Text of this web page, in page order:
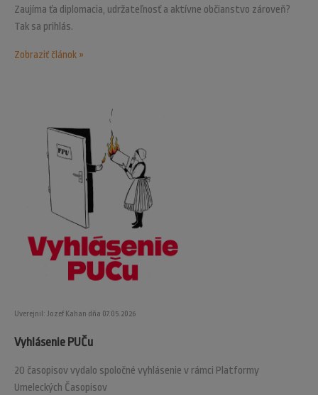
Zaujíma ťa diplomacia, udržateľnosť a aktívne občianstvo zároveň?
Tak sa prihlás.
Zobraziť článok »
Uverejnil: Jozef Kahan dňa 07.05.2026
Vyhlásenie PUČu
20 časopisov vydalo spoločné vyhlásenie v rámci Platformy
Umeleckých Časopisov